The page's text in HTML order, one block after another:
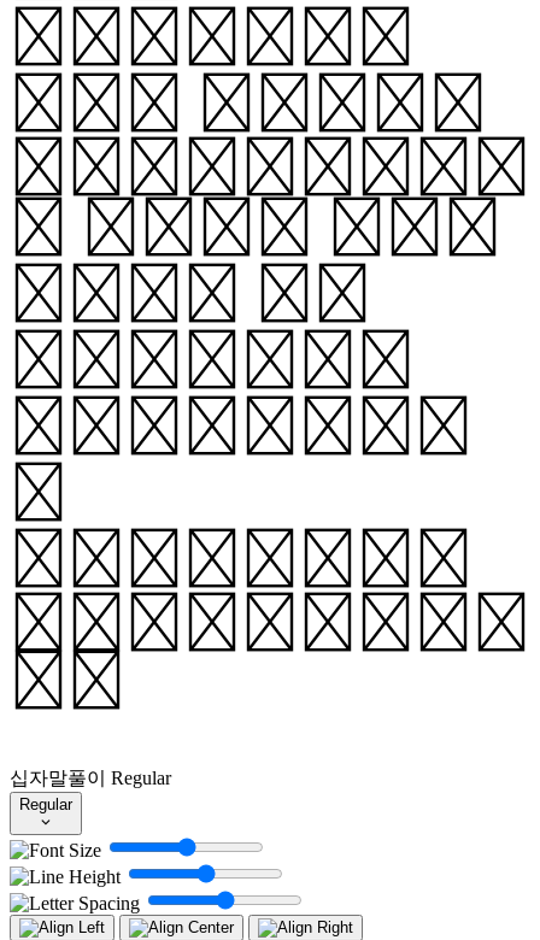
initial
and final
consonant
s rise and
fall in
height,
creating
a
rhythmic
impressio
n.
십자말풀이 Regular
Regular